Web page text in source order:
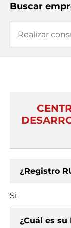
Buscar
¿Registro
Si
¿Cuál es su